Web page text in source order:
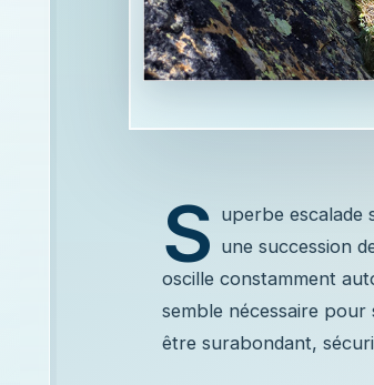
S
uperbe escalade
une succession
oscille constamment
semble nécessaire
être surabondant,